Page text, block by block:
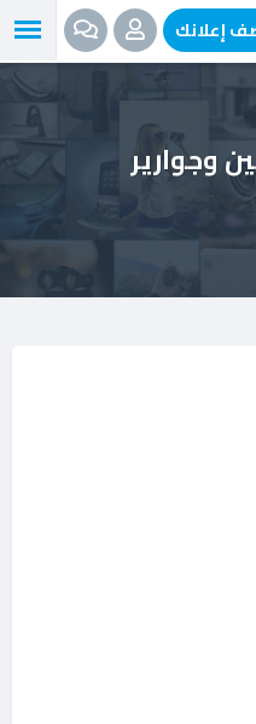
إعلانك
وجوارير